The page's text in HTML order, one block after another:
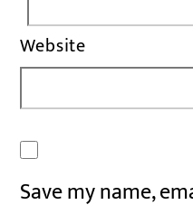
Website
Save my name,